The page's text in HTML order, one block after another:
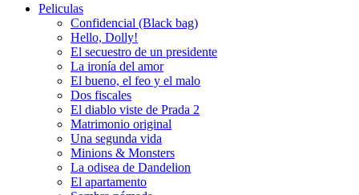
Peliculas
Confidencial (Black bag)
Hello, Dolly!
El secuestro de un presidente
La ironía del amor
El bueno, el feo y el malo
Dos fiscales
El diablo viste de Prada 2
Matrimonio original
Una segunda vida
Minions & Monsters
La odisea de Dandelion
El apartamento